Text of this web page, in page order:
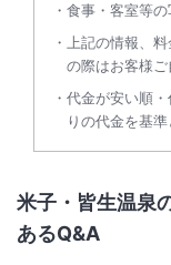
食事・客室等の
上記の情報、
の際はお客様ご
代金が安い順
りの代金を基準
米子・皆生温泉
あるQ&A